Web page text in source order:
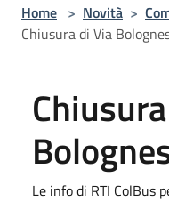
Home > Novità >
Chiusura di Via
Le info di RTI ColBus